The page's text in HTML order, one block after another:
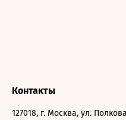
Контакты
127018, г. Москва, ул.